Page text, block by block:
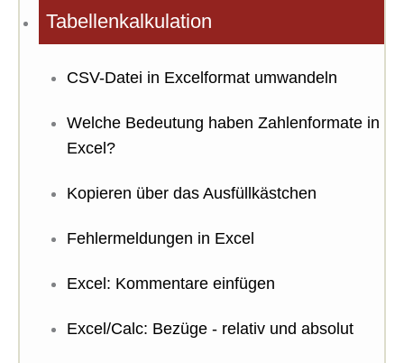
Tabellenkalkulation
CSV-Datei in Excelformat umwandeln
Welche Bedeutung haben Zahlenformate in
Excel?
Kopieren über das Ausfüllkästchen
Fehlermeldungen in Excel
Excel: Kommentare einfügen
Excel/Calc: Bezüge - relativ und absolut